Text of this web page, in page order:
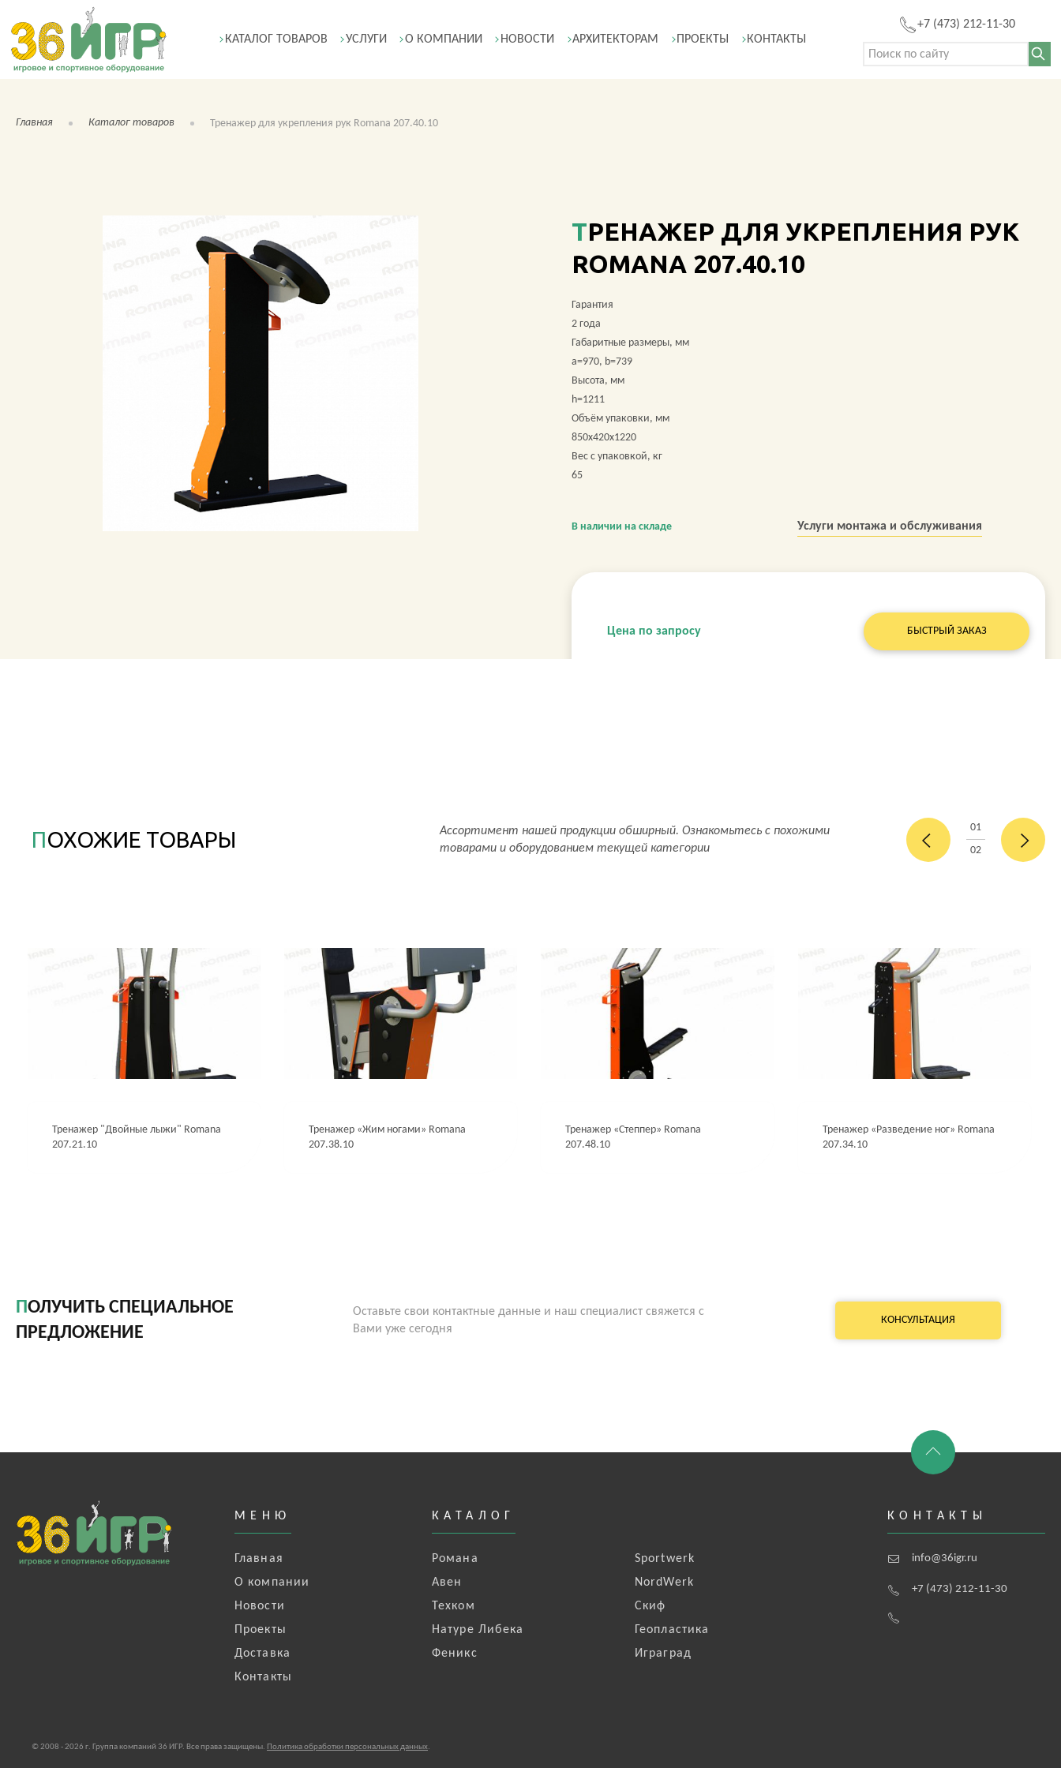
КАТАЛОГ ТОВАРОВ УСЛУГИ О КОМПАНИИ НОВОСТИ АРХИТЕКТОРАМ ПРОЕКТЫ КОНТАКТЫ
+7 (473) 212-11-30
Поиск:
Главная Каталог товаров Тренажер для укрепления рук Romana 207.40.10
ТРЕНАЖЕР ДЛЯ УКРЕПЛЕНИЯ РУК
ROMANA 207.40.10
Гарантия
2 года
Габаритные размеры, мм
a=970, b=739
Высота, мм
h=1211
Объём упаковки, мм
850х420х1220
Вес с упаковкой, кг
65
В наличии на складе Услуги монтажа и обслуживания
Цена по запросу БЫСТРЫЙ ЗАКАЗ
ПОХОЖИЕ ТОВАРЫ
Ассортимент нашей продукции обширный. Ознакомьтесь с похожими
товарами и оборудованием текущей категории
01
02
Тренажер "Двойные лыжи" Romana
207.21.10
Тренажер «Жим ногами» Romana
207.38.10
Тренажер «Степпер» Romana
207.48.10
Тренажер «Разведение ног» Romana
207.34.10
ПОЛУЧИТЬ СПЕЦИАЛЬНОЕ
ПРЕДЛОЖЕНИЕ
Оставьте свои контактные данные и наш специалист свяжется с
Вами уже сегодня
КОНСУЛЬТАЦИЯ
МЕНЮ
Главная
О компании
Новости
Проекты
Доставка
Контакты
КАТАЛОГ
Романа
Авен
Техком
Натуре Либека
Феникс
Sportwerk
NordWerk
Скиф
Геопластика
Играград
КОНТАКТЫ
info@36igr.ru
+7 (473) 212-11-30
© 2008 - 2026 г. Группа компаний 36 ИГР. Все права защищены. Политика обработки персональных данных.